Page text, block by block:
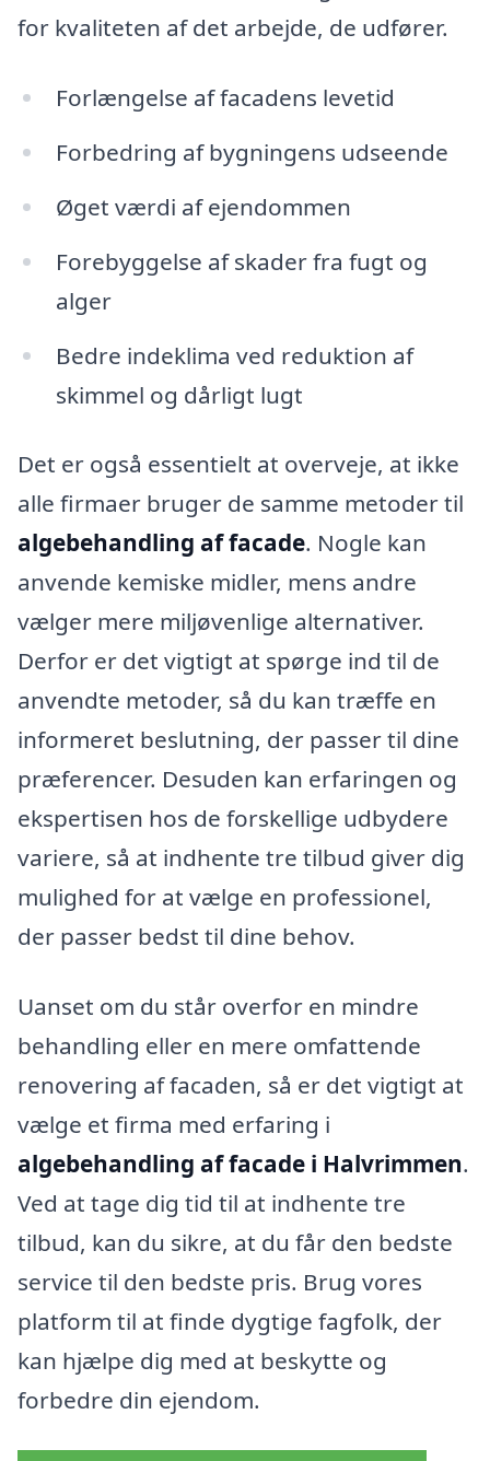
for kvaliteten af det arbejde, de udfører.
Forlængelse af facadens levetid
Forbedring af bygningens udseende
Øget værdi af ejendommen
Forebyggelse af skader fra fugt og
alger
Bedre indeklima ved reduktion af
skimmel og dårligt lugt
Det er også essentielt at overveje, at ikke
alle firmaer bruger de samme metoder til
algebehandling af facade. Nogle kan
anvende kemiske midler, mens andre
vælger mere miljøvenlige alternativer.
Derfor er det vigtigt at spørge ind til de
anvendte metoder, så du kan træffe en
informeret beslutning, der passer til dine
præferencer. Desuden kan erfaringen og
ekspertisen hos de forskellige udbydere
variere, så at indhente tre tilbud giver dig
mulighed for at vælge en professionel,
der passer bedst til dine behov.
Uanset om du står overfor en mindre
behandling eller en mere omfattende
renovering af facaden, så er det vigtigt at
vælge et firma med erfaring i
algebehandling af facade i Halvrimmen.
Ved at tage dig tid til at indhente tre
tilbud, kan du sikre, at du får den bedste
service til den bedste pris. Brug vores
platform til at finde dygtige fagfolk, der
kan hjælpe dig med at beskytte og
forbedre din ejendom.